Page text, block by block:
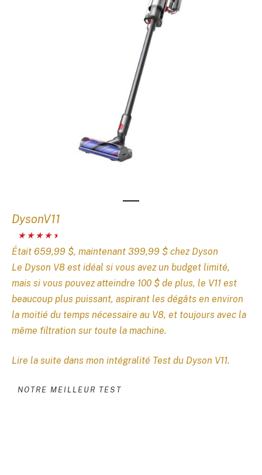
DysonV11
Était 659,99 $, maintenant 399,99 $ chez Dyson
Le Dyson V8 est idéal si vous avez un budget limité,
mais si vous pouvez atteindre 100 $ de plus, le V11 est
beaucoup plus puissant, aspirant les dégâts en environ
la moitié du temps nécessaire au V8, et toujours avec la
même filtration sur toute la machine.
Lire la suite dans mon intégralité Test du Dyson V11.
NOTRE MEILLEUR TEST